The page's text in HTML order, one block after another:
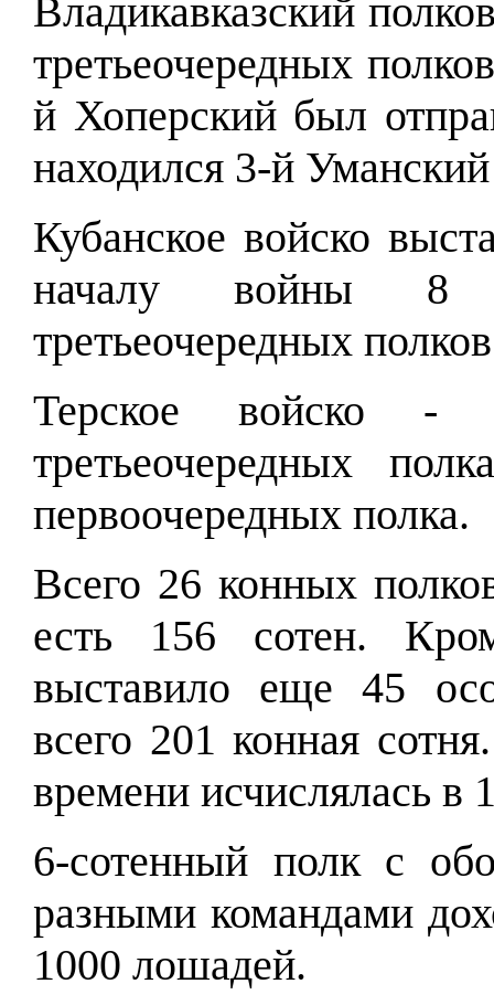
Владикавказский
третьеочередных
й Хоперский был
находился 3-й
Кубанское войско
началу войны 8
третьеочередных
Терское войско -
третьеочередных
первоочередных полка.
Всего 26 конных
есть 156 сотен.
выставило еще 45
всего 201 конная
времени исчислялась
6-сотенный полк с
разными командами
1000 лошадей.